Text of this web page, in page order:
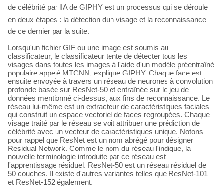
de célébrité par lIA de GIPHY est un processus qui se déroule
en deux étapes : la détection dun visage et la reconnaissance
de ce dernier par la suite.
Lorsqu'un fichier GIF ou une image est soumis au
classificateur, le classificateur tente de détecter tous les
visages dans toutes les images à l'aide d'un modèle préentraîné
populaire appelé MTCNN, explique GIPHY. Chaque face est
ensuite envoyée à travers un réseau de neurones à convolution
profonde basée sur ResNet-50 et entraînée sur le jeu de
données mentionné ci-dessus, aux fins de reconnaissance. Le
réseau lui-même est un extracteur de caractéristiques faciales
qui construit un espace vectoriel de faces regroupées. Chaque
visage traité par le réseau se voit attribuer une prédiction de
célébrité avec un vecteur de caractéristiques unique. Notons
pour rappel que ResNet est un nom abrégé pour désigner
Residual Network. Comme le nom du réseau l'indique, la
nouvelle terminologie introduite par ce réseau est
l'apprentissage résiduel. ResNet-50 est un réseau résiduel de
50 couches. Il existe d'autres variantes telles que ResNet-101
et ResNet-152 également.